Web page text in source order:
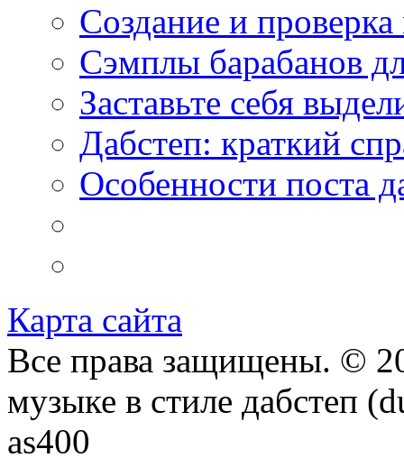
Создание и
Сэмплы барабанов
Заставьте себя
Дабстеп: краткий
Особенности поста
Карта сайта
Все права защищены. ©
музыке в стиле дабстеп
as400